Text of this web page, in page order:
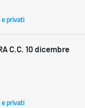
e privati
C.C. 10 dicembre
e privati